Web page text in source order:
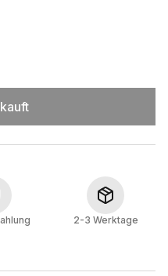
2-3 Werktage